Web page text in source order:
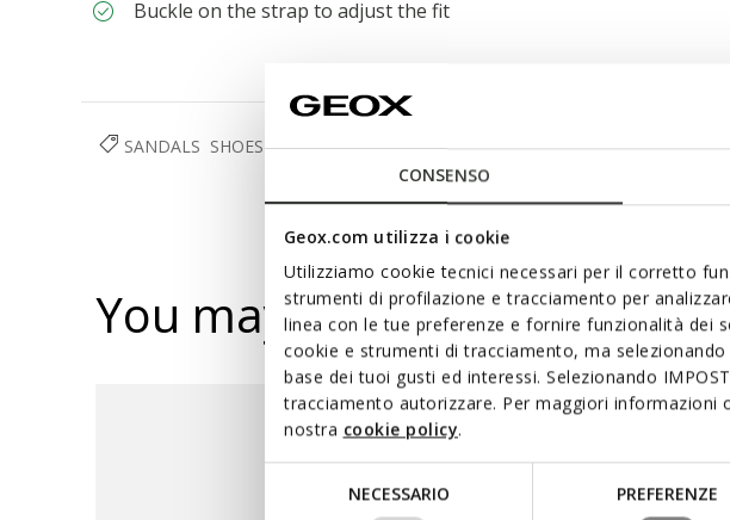
CONSENSO
Geox.com utilizza i cookie
Utilizziamo cookie tecnici necessari per il corretto
strumenti di profilazione e tracciamento per
linea con le tue preferenze e fornire funzionalità dei
cookie e strumenti di tracciamento, ma selezionando
base dei tuoi gusti ed interessi. Selezionando
tracciamento autorizzare. Per maggiori
nostra cookie policy.
NECESSARIO PREFERENZE
Buckle on the strap to adjust the fit
SANDALS SHOES WOMAN
You may also like